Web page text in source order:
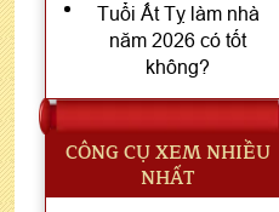
Tuổi Ất Tỵ làm nhà
năm 2026 có tốt
không?
CÔNG CỤ XEM NHIỀU
NHẤT